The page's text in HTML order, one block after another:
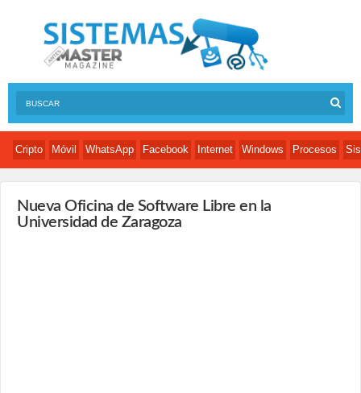
Cripto Móvil WhatsApp Facebook Internet Windows Procesos
Nueva Oficina de Software Libre en la
Universidad de Zaragoza